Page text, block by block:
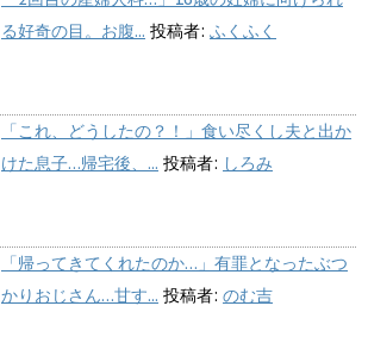
る好奇の目。お腹... 投稿者: ふくふく
「これ、どうしたの？！」食い尽くし夫と出か
けた息子…帰宅後、... 投稿者: しろみ
「帰ってきてくれたのか…」有罪となったぶつ
かりおじさん…甘す... 投稿者: のむ吉